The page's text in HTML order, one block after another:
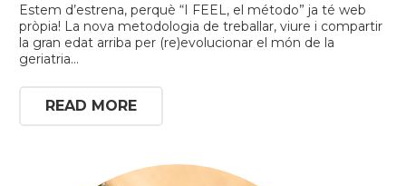
Estem d’estrena, perquè “I FEEL, el método” ja té web
pròpia! La nova metodologia de treballar, viure i compartir
la gran edat arriba per (re)evolucionar el món de la
geriatria…
READ MORE